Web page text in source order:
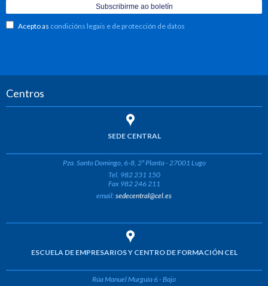
Acepto as condicións legais e de protección de datos
Centros
SEDE CENTRAL
Pza. Santo Domingo, 6-8, 2ª Planta - 27001 Lugo
Tel. 982 231 150
Fax 982 246 211
email:sedecentral@cel.es
ESCUELA DE EMPRESARIOS Y CENTRO DE FORMACIÓN CEL
Rúa Manuel Murguía 6 - Bajo